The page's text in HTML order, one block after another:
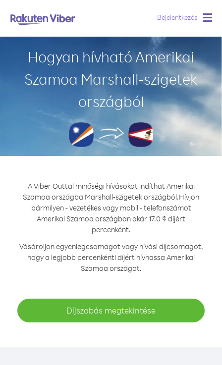
Bejelentkezés
Hogyan hívható Amerikai
Szamoa Marshall-szigetek
országból
A Viber Outtal minőségi hívásokat indíthat Amerikai
Szamoa országba Marshall-szigetek országból.Hívjon
bármilyen - vezetékes vagy mobil - telefonszámot
Amerikai Szamoa országban akár 17.0 ¢ díjért
percenként.
Vásároljon egyenlegcsomagot vagy hívási díjcsomagot,
hogy a legjobb percenkénti díjért hívhassa Amerikai
Szamoa országot.
Díjszabás megtekintése